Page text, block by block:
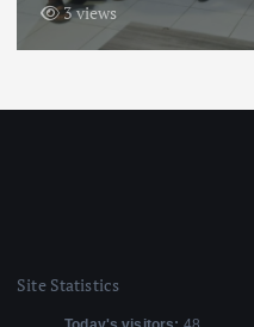
4 views
Site Statistics